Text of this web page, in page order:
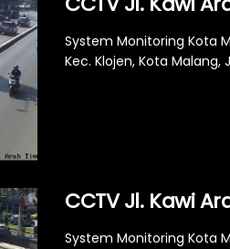
System Monitoring Kota
Kec. Klojen, Kota Malang,
CCTV Jl. Kawi
System Monitoring Kota